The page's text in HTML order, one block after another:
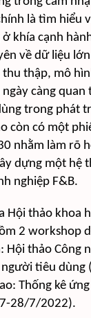
là tìm hiểu
khía cạnh
về dữ liệu
thập, mô
càng quan
trong phát
còn có một
nhằm làm rõ
dựng một hệ
nghiệp F&B.
Hội thảo khoa
2 workshop
Hội thảo Công
tiêu
Thống kê
28/7/2022).